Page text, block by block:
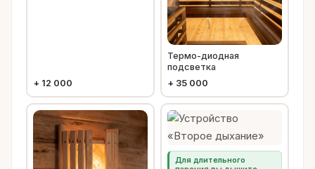
+ 12 000
Термо-диодная
подсветка
+ 35 000
Для длительного